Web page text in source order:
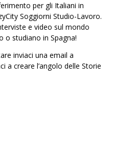
per gli Italiani in
Soggiorni Studio-Lavoro.
e video sul mondo
o studiano in Spagna!
inviaci una email a
a creare l’angolo delle Storie